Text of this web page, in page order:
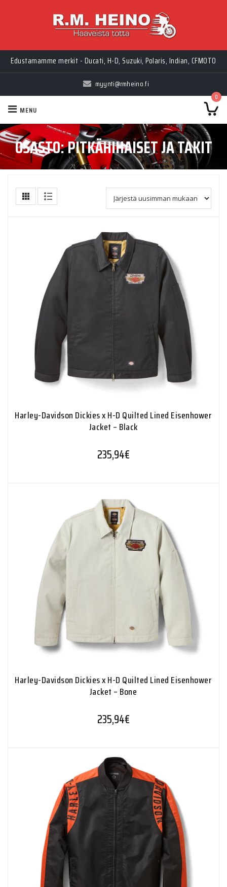
Myynti Ma-Pe 10-18, La 10-14, Huolto Ma-Pe 9-17
myynti@rmheino.fi
0
MENU
OSASTO:PITKÄHIHAISET JA TAKIT
Harley-Davidson Dickies x H-D Quilted Lined Eisenhower
Jacket – Black
235,94€
Harley-Davidson Dickies x H-D Quilted Lined Eisenhower
Jacket – Bone
235,94€